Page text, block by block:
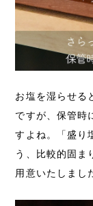
お塩を湿らせる
ですが、保管時
すよね。「盛り
う、比較的固ま
用意いたしまし